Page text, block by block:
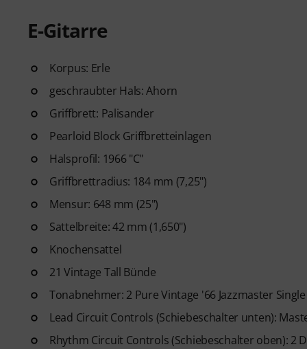
E-Gitarre
Korpus: Erle
geschraubter Hals: Ahorn
Griffbrett: Palisander
Pearloid Block Griffbretteinlagen
Halsprofil: 1966 "C"
Griffbrettradius: 184 mm (7,25")
Mensur: 648 mm (25")
Sattelbreite: 42 mm (1,650")
Knochensattel
21 Vintage Tall Bünde
Tonabnehmer: 2 Pure Vintage '66 Jazzmaster Single
Lead Circuit Controls (Schiebeschalter unten):
Rhythm Circuit Controls (Schiebeschalter oben): 2